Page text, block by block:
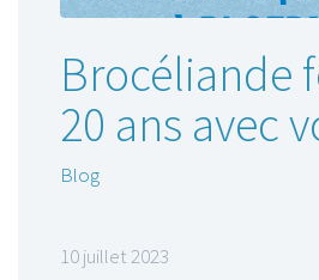
Brocéliande
20 ans avec
Blog
10 juillet 2023